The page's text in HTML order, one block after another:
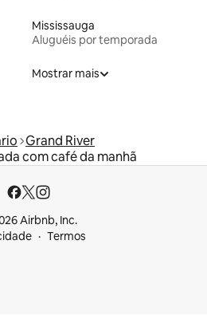
Mississauga
Aluguéis por temporada
Mostrar mais
Grand River
com café da manhã
Airbnb, Inc.
Termos